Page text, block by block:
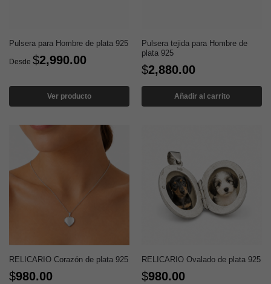
Pulsera para Hombre de plata 925
Desde $2,990.00
Ver producto
Pulsera tejida para Hombre de
plata 925
$2,880.00
Añadir al carrito
RELICARIO Corazón de plata 925
$980.00
RELICARIO Ovalado de plata 925
$980.00